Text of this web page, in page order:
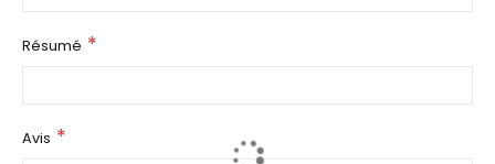
Résumé
Avis